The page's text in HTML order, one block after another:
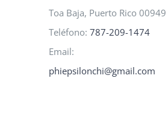
Toa Baja, Puerto Rico 00949
Teléfono:787-209-1474
Email:
phiepsilonchi@gmail.com